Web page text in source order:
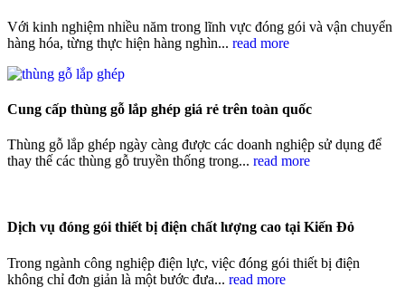
Với kinh nghiệm nhiều năm trong lĩnh vực đóng gói và vận chuyển
hàng hóa, từng thực hiện hàng nghìn... read more
Cung cấp thùng gỗ lắp ghép giá rẻ trên toàn quốc
Thùng gỗ lắp ghép ngày càng được các doanh nghiệp sử dụng để
thay thế các thùng gỗ truyền thống trong... read more
Dịch vụ đóng gói thiết bị điện chất lượng cao tại Kiến Đỏ
Trong ngành công nghiệp điện lực, việc đóng gói thiết bị điện
không chỉ đơn giản là một bước đưa... read more